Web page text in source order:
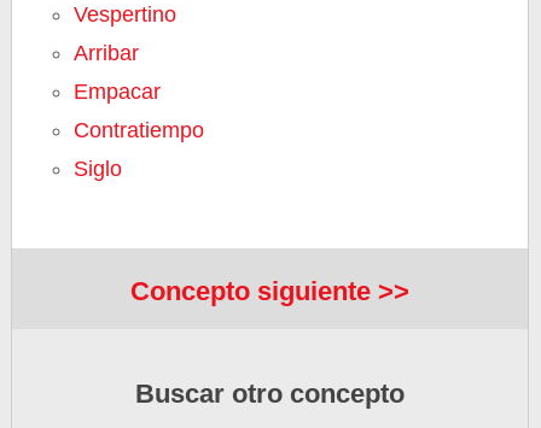
Vespertino
Arribar
Empacar
Contratiempo
Siglo
Concepto siguiente >>
Buscar otro concepto